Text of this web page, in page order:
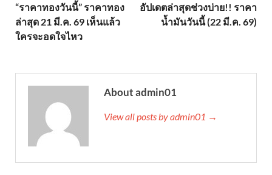
“ราคาทองวันนี้” ราคาทอง
ล่าสุด 21 มี.ค. 69 เห็นแล้ว
ใครจะอดใจไหว
อัปเดตล่าสุดช่วงบ่าย!! ราคา
น้ำมันวันนี้ (22 มี.ค. 69)
About admin01
View all posts by admin01 →